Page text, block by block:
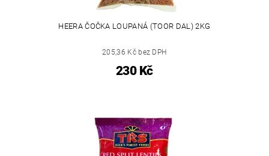
HEERA ČOČKA LOUPANÁ (TOOR DAL) 2KG
205,36 Kč bez DPH
230 Kč